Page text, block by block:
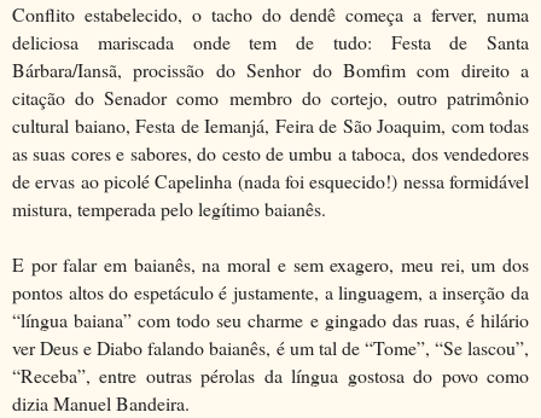
Conflito estabelecido, o tacho do dendê começa a ferver, numa
deliciosa mariscada onde tem de tudo: Festa de Santa
Bárbara/Iansã, procissão do Senhor do Bomfim com direito a
citação do Senador como membro do cortejo, outro patrimônio
cultural baiano, Festa de Iemanjá, Feira de São Joaquim, com todas
as suas cores e sabores, do cesto de umbu a taboca, dos vendedores
de ervas ao picolé Capelinha (nada foi esquecido!) nessa formidável
mistura, temperada pelo legítimo baianês.
E por falar em baianês, na moral e sem exagero, meu rei, um dos
pontos altos do espetáculo é justamente, a linguagem, a inserção da
“língua baiana” com todo seu charme e gingado das ruas, é hilário
ver Deus e Diabo falando baianês, é um tal de “Tome”, “Se lascou”,
“Receba”, entre outras pérolas da língua gostosa do povo como
dizia Manuel Bandeira.